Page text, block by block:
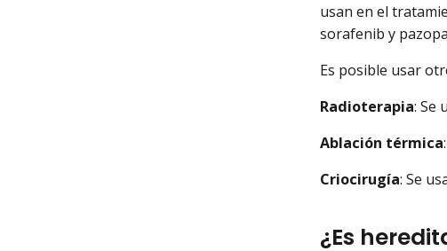
usan en el
sorafenib y
Es posible usar
Radioterapia: Se
Ablación térmica
Criocirugía: Se
¿Es